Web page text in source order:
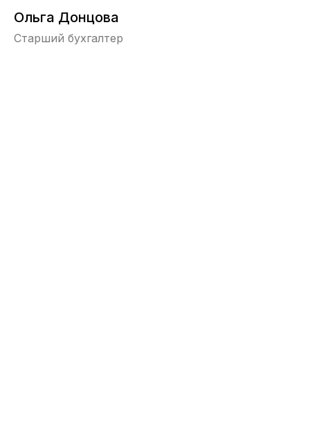
Ольга Донцова
Старший бухгалтер